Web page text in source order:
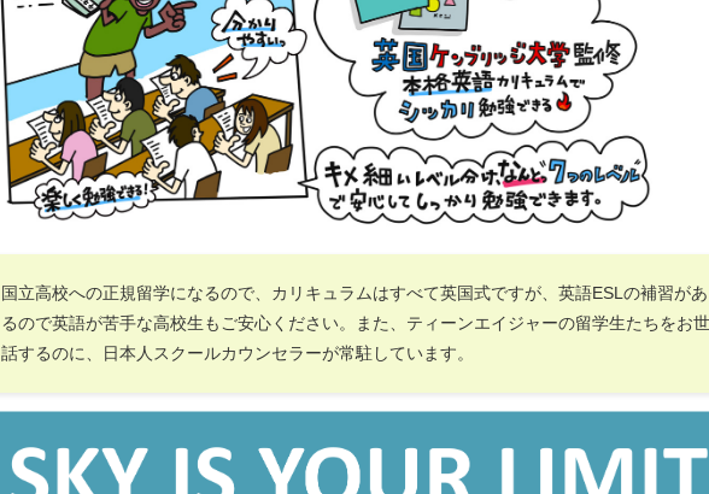
国立高校への正規留学になるので、カリキュラムはすべて英国式ですが、英語ESLの補習があ
るので英語が苦手な高校生もご安心ください。また、ティーンエイジャーの留学生たちをお世
話するのに、日本人スクールカウンセラーが常駐しています。